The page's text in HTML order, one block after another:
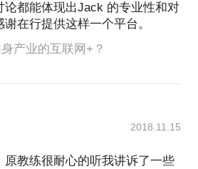
论都能体现出Jack 的专业性和对
在行提供这样一个平台。
产业的互联网+？
2018.11.15
原教练很耐心的听我讲诉了一些